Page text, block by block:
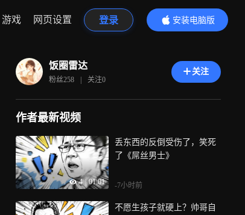
游戏 网页设置 登录
安装电脑版
内容更精彩
饭圈雷达
粉丝258 | 关注0
关注
作者最新视频
4 01:01
丢东西的反倒受伤了，笑死
了《屌丝男士》
-7小时前
不愿生孩子就硬上？帅哥自